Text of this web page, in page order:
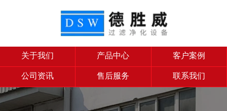
关于我们 产品中心 客户案例
公司资讯 售后服务 联系我们